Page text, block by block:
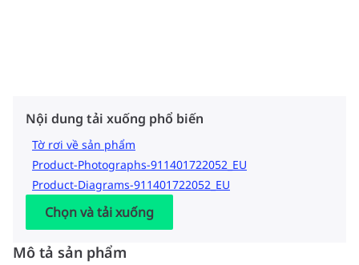
Nội dung tải xuống phổ biến
Tờ rơi về sản phẩm
Product-Photographs-911401722052_EU
Product-Diagrams-911401722052_EU
Chọn và tải xuống
Mô tả sản phẩm